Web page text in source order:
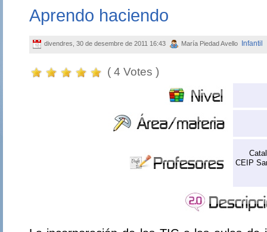
Aprendo haciendo
divendres, 30 de desembre de 2011 16:43 María Piedad Avello Infantil
( 4 Votes )
CEIP